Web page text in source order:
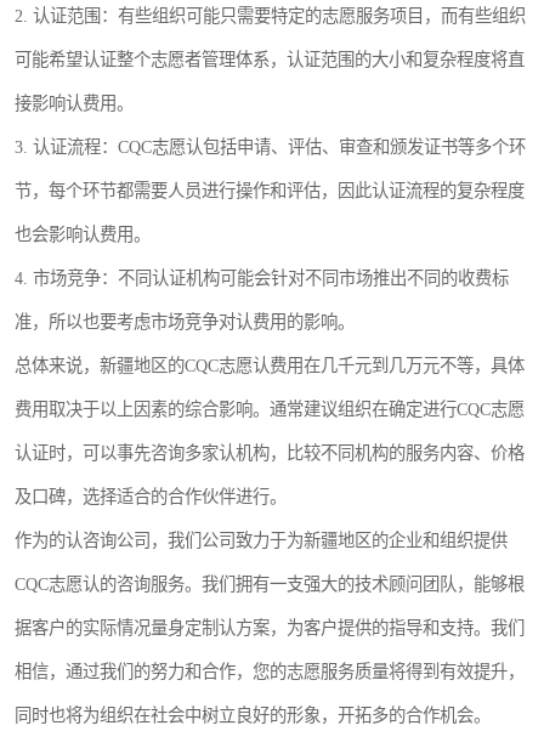
2. 认证范围：有些组织可能只需要特定的志愿服务项目，而有些组织
可能希望认证整个志愿者管理体系，认证范围的大小和复杂程度将直
接影响认费用。
3. 认证流程：CQC志愿认包括申请、评估、审查和颁发证书等多个环
节，每个环节都需要人员进行操作和评估，因此认证流程的复杂程度
也会影响认费用。
4. 市场竞争：不同认证机构可能会针对不同市场推出不同的收费标
准，所以也要考虑市场竞争对认费用的影响。
总体来说，新疆地区的CQC志愿认费用在几千元到几万元不等，具体
费用取决于以上因素的综合影响。通常建议组织在确定进行CQC志愿
认证时，可以事先咨询多家认机构，比较不同机构的服务内容、价格
及口碑，选择适合的合作伙伴进行。
作为的认咨询公司，我们公司致力于为新疆地区的企业和组织提供
CQC志愿认的咨询服务。我们拥有一支强大的技术顾问团队，能够根
据客户的实际情况量身定制认方案，为客户提供的指导和支持。我们
相信，通过我们的努力和合作，您的志愿服务质量将得到有效提升，
同时也将为组织在社会中树立良好的形象，开拓多的合作机会。